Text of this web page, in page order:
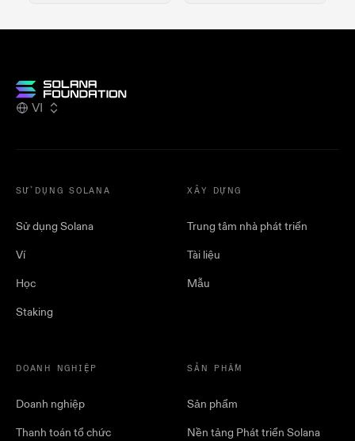
VI
SỬ DỤNG SOLANA
Sử dụng Solana
Ví
Học
Staking
XÂY DỰNG
Trung tâm nhà phát triển
Tài liệu
Mẫu
DOANH NGHIỆP
Doanh nghiệp
Thanh toán tổ chức
SẢN PHẨM
Sản phẩm
Nền tảng Phát triển Solana